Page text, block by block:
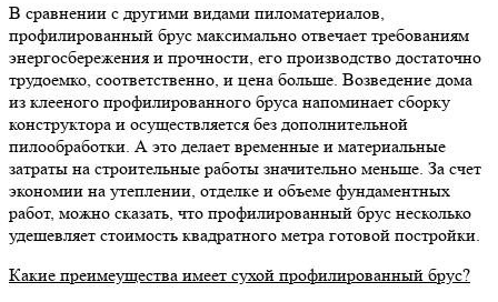
В сравнении с другими видами пиломатериалов,
профилированный брус максимально отвечает требованиям
энергосбережения и прочности, его производство достаточно
трудоемко, соответственно, и цена больше. Возведение дома
из клееного профилированного бруса напоминает сборку
конструктора и осуществляется без дополнительной
пилообработки. А это делает временные и материальные
затраты на строительные работы значительно меньше. За счет
экономии на утеплении, отделке и объеме фундаментных
работ, можно сказать, что профилированный брус несколько
удешевляет стоимость квадратного метра готовой постройки.
Какие преимеущества имеет сухой профилированный брус?